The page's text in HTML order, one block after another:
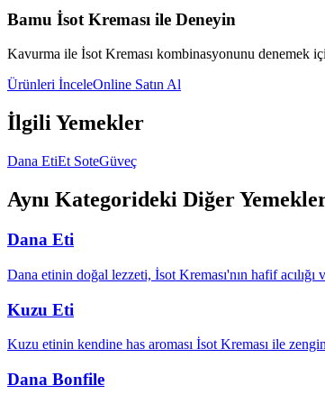
Bamu İsot Kreması ile Deneyin
Kavurma ile İsot Kreması kombinasyonunu denemek
Ürünleri İnceleOnline Satın Al
İlgili Yemekler
Dana EtiEt SoteGüveç
Aynı Kategorideki Diğer
Dana Eti
Dana etinin doğal lezzeti, İsot Kreması'nın hafif acılığı
Kuzu Eti
Kuzu etinin kendine has aroması İsot Kreması ile
Dana Bonfile